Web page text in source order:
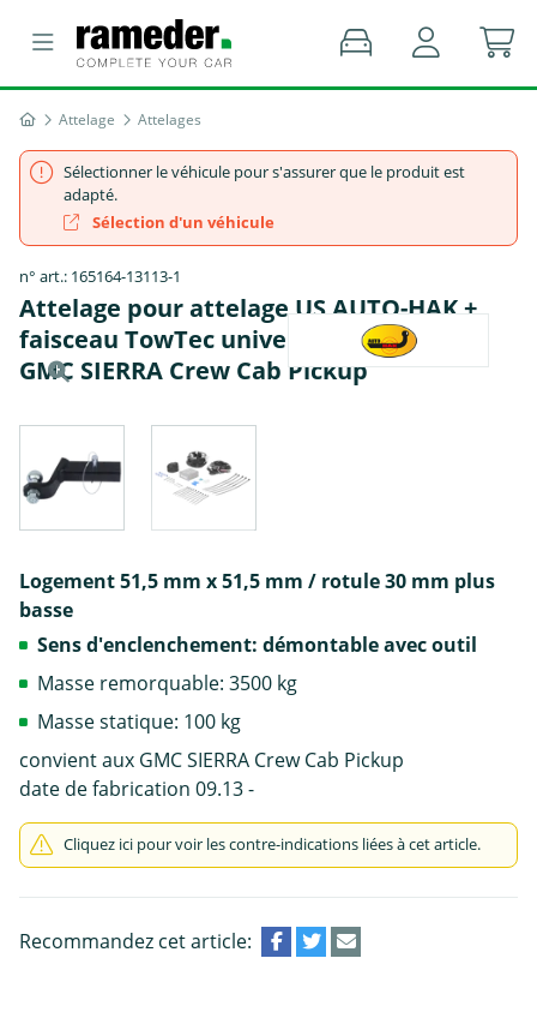
Attelage Attelages
Sélectionner le véhicule pour s'assurer que le produit est
adapté.
Sélection d'un véhicule
n° art.: 165164-13113-1
Attelage pour attelage US AUTO-HAK +
faisceau TowTec universel 13 broches -
GMC SIERRA Crew Cab Pickup
Logement 51,5 mm x 51,5 mm / rotule 30 mm plus
basse
Sens d'enclenchement: démontable avec outil
Masse remorquable: 3500 kg
Masse statique: 100 kg
convient aux GMC SIERRA Crew Cab Pickup
date de fabrication 09.13 -
Cliquez ici pour voir les contre-indications liées à cet article.
Recommandez cet article: